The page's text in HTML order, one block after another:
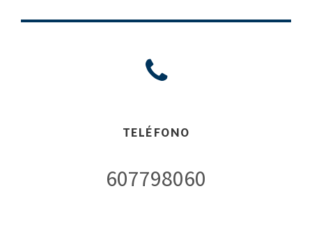
TELÉFONO
607798060